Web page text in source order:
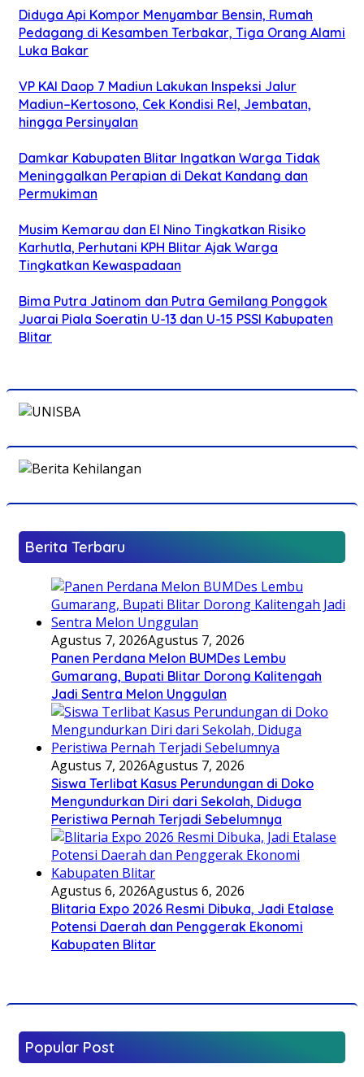
Diduga Api Kompor Menyambar Bensin, Rumah
Pedagang di Kesamben Terbakar, Tiga Orang Alami
Luka Bakar
VP KAI Daop 7 Madiun Lakukan Inspeksi Jalur
Madiun–Kertosono, Cek Kondisi Rel, Jembatan,
hingga Persinyalan
Damkar Kabupaten Blitar Ingatkan Warga Tidak
Meninggalkan Perapian di Dekat Kandang dan
Permukiman
Musim Kemarau dan El Nino Tingkatkan Risiko
Karhutla, Perhutani KPH Blitar Ajak Warga
Tingkatkan Kewaspadaan
Bima Putra Jatinom dan Putra Gemilang Ponggok
Juarai Piala Soeratin U-13 dan U-15 PSSI Kabupaten
Blitar
Berita Terbaru
Agustus 7, 2026Agustus 7, 2026
Panen Perdana Melon BUMDes Lembu
Gumarang, Bupati Blitar Dorong Kalitengah
Jadi Sentra Melon Unggulan
Agustus 7, 2026Agustus 7, 2026
Siswa Terlibat Kasus Perundungan di Doko
Mengundurkan Diri dari Sekolah, Diduga
Peristiwa Pernah Terjadi Sebelumnya
Agustus 6, 2026Agustus 6, 2026
Blitaria Expo 2026 Resmi Dibuka, Jadi Etalase
Potensi Daerah dan Penggerak Ekonomi
Kabupaten Blitar
Popular Post